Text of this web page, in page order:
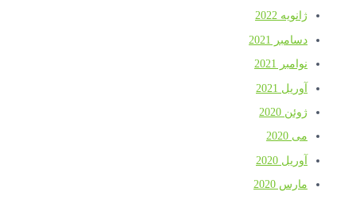
ژانویه 2022
دسامبر 2021
نوامبر 2021
آوریل 2021
ژوئن 2020
می 2020
آوریل 2020
مارس 2020